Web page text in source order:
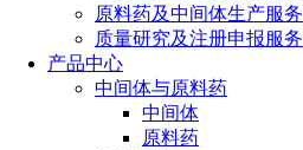
原料药及中间体生产服务
质量研究及注册申报服务
产品中心
中间体与原料药
中间体
原料药